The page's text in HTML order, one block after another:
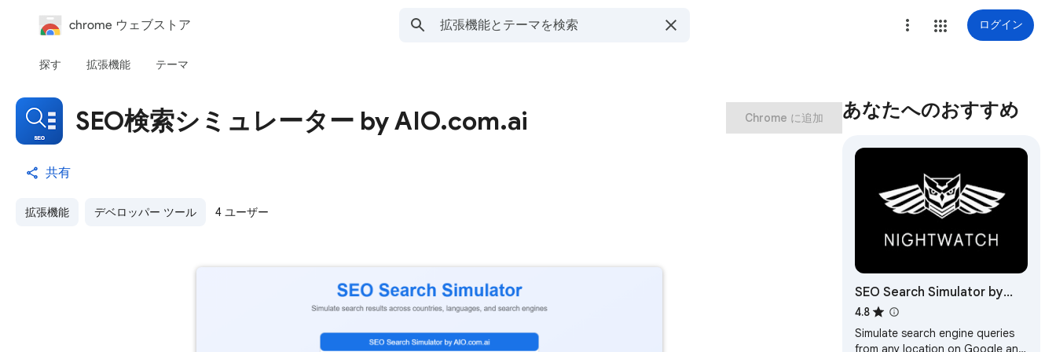
chrome ウェブストア ログイン
探す 拡張機能 テーマ
SEO検索シミュレーター by AIO.com.ai
共有
拡張機能 デベロッパー ツール 4 ユーザー
Chrome に追加 あなたへのおすすめ
SEO Search Simulator by
Nightwatch
4.8
Simulate search engine queries
from any location on Google and